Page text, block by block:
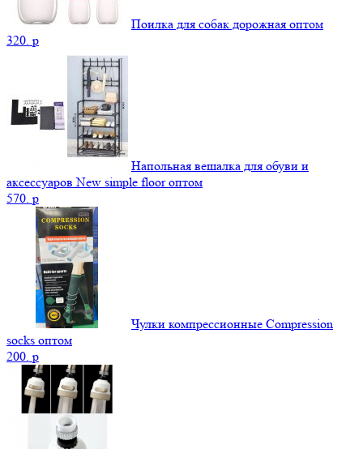
Поилка для собак дорожная оптом
320. p
Напольная вешалка для обуви и
аксессуаров New simple floor оптом
570. p
Чулки компрессионные Сompression
socks оптом
200. p